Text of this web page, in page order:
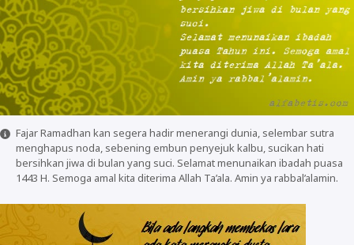
Fajar Ramadhan kan segera hadir menerangi dunia, selembar sutra
menghapus noda, sebening embun penyejuk kalbu, sucikan hati
bersihkan jiwa di bulan yang suci. Selamat menunaikan ibadah puasa
1443 H. Semoga amal kita diterima Allah Ta’ala. Amin ya rabbal’alamin.